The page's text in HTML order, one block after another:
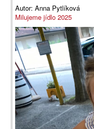
Autor: Anna Pytlíková
Milujeme jídlo 2025